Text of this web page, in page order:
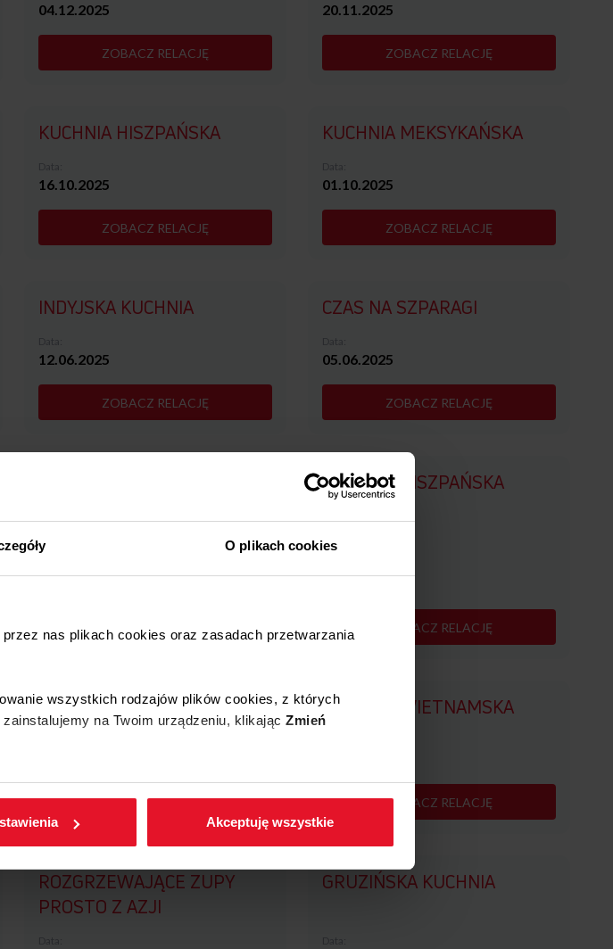
O plikach cookies
nas plikach cookies oraz zasadach przetwarzania
wszystkich rodzajów plików cookies, z których
na Twoim urządzeniu, klikając Zmień
plików cookies wchodząc w zakładkęPolityka
Akceptuję wszystkie
04.12.2025
ZOBACZ RELACJĘ
20.11.2025
ZOBACZ RELACJĘ
KUCHNIA HISZPAŃSKA
16.10.2025
ZOBACZ RELACJĘ
KUCHNIA MEKSYKAŃSKA
01.10.2025
ZOBACZ RELACJĘ
INDYJSKA KUCHNIA
12.06.2025
ZOBACZ RELACJĘ
CZAS NA SZPARAGI
05.06.2025
ZOBACZ RELACJĘ
ZOBACZ RELACJĘ
KUCHNIA HISZPAŃSKA
ZOBACZ RELACJĘ
KUCHNIA MEKSYKAŃSKA
ZOBACZ RELACJĘ
KUCHNIA WIETNAMSKA
ZOBACZ RELACJĘ
ROZGRZEWAJĄCE ZUPY
PROSTO Z AZJI
GRUZIŃSKA KUCHNIA